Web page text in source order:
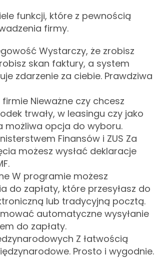
funkcji, które z pewnością
firmy.
Wystarczy, że zrobisz
skan faktury, a system
zdarzenie za ciebie. Prawdziwa
Nieważne czy chcesz
trwały, w leasingu czy jako
możliwa opcja do wyboru.
Finansów i ZUS Za
możesz wysłać deklaracje
W programie możesz
do zapłaty, które przesyłasz do
lub tradycyjną pocztą.
automatyczne wysyłanie
do zapłaty.
Z łatwością
Prosto i wygodnie.